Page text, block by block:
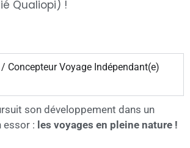
Qualiopi) !
Concepteur Voyage Indépendant(e)
son développement dans un
essor : les voyages en pleine nature !